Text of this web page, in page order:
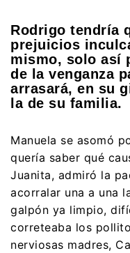
Rodrigo tendría
prejuicios
mismo, solo así
de la venganza
arrasará, en su
la de su familia.
Manuela se asomó
quería saber qué
Juanita, admiró la
acorralar una a una
galpón ya limpio,
correteaba los
nerviosas madres,